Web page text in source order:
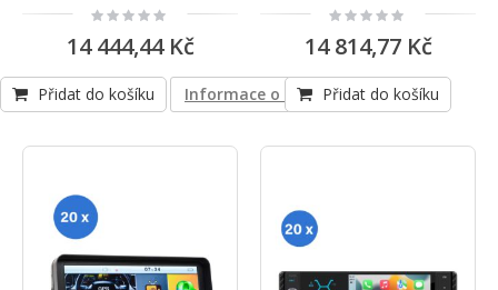
Rating:
0%
14 444,44 Kč
Přidat do košíku Informace o shodě produktu
Rating:
0%
14 814,77 Kč
Přidat do košíku